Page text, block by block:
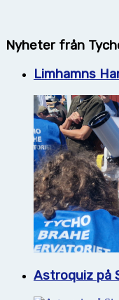
Nyheter från
Limhamns
Astroquiz på